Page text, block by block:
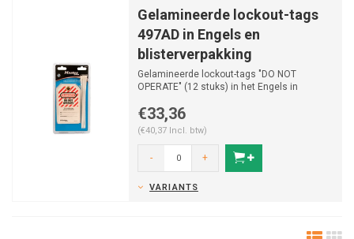
Gelamineerde lockout-tags
497AD in Engels en
blisterverpakking
Gelamineerde lockout-tags "DO NOT
OPERATE" (12 stuks) in het Engels in
€33,36
(€40,37 Incl. btw)
- +
VARIANTS